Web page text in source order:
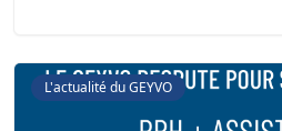
L'actualité du GEYVO